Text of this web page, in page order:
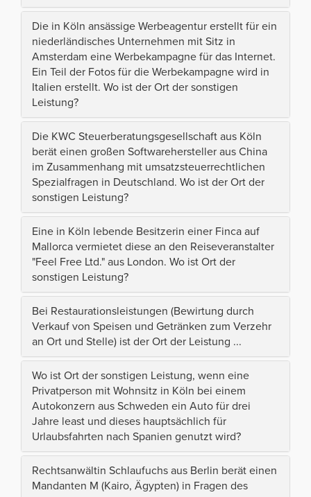
Die in Köln ansässige Werbeagentur erstellt für ein
niederländisches Unternehmen mit Sitz in
Amsterdam eine Werbekampagne für das Internet.
Ein Teil der Fotos für die Werbekampagne wird in
Italien erstellt. Wo ist der Ort der sonstigen
Leistung?
Die KWC Steuerberatungsgesellschaft aus Köln
berät einen großen Softwarehersteller aus China
im Zusammenhang mit umsatzsteuerrechtlichen
Spezialfragen in Deutschland. Wo ist der Ort der
sonstigen Leistung?
Eine in Köln lebende Besitzerin einer Finca auf
Mallorca vermietet diese an den Reiseveranstalter
"Feel Free Ltd." aus London. Wo ist Ort der
sonstigen Leistung?
Bei Restaurationsleistungen (Bewirtung durch
Verkauf von Speisen und Getränken zum Verzehr
an Ort und Stelle) ist der Ort der Leistung ...
Wo ist Ort der sonstigen Leistung, wenn eine
Privatperson mit Wohnsitz in Köln bei einem
Autokonzern aus Schweden ein Auto für drei
Jahre least und dieses hauptsächlich für
Urlaubsfahrten nach Spanien genutzt wird?
Rechtsanwältin Schlaufuchs aus Berlin berät einen
Mandanten M (Kairo, Ägypten) in Fragen des